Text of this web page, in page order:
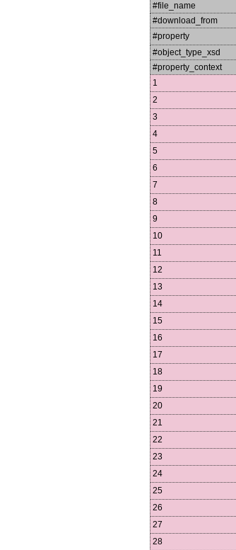
#file_name
#download_from
#property
#object_type_xsd
#property_context
1
2
3
4
5
6
7
8
9
10
11
12
13
14
15
16
17
18
19
20
21
22
23
24
25
26
27
28